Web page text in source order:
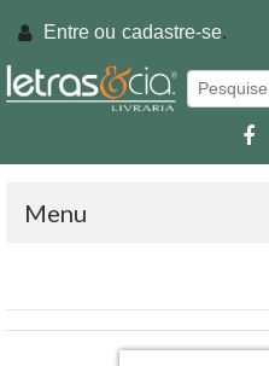
Entre ou cadastre-se.
Menu